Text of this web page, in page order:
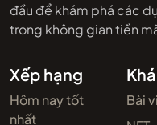
đầu để khám phá các
trong không gian tiền
Xếp hạng
Hôm nay tốt
nhất
Bài